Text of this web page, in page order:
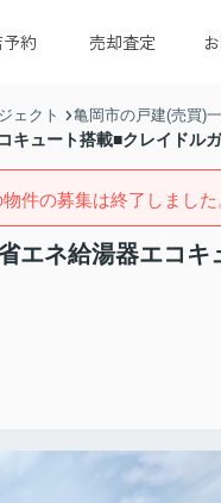
約 売却査定
ェクト 亀岡市の戸建(売買)
キュート搭載■クレイドル
物件の募集は終了しました
エネ給湯器エコ